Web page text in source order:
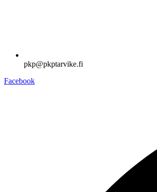
pkp@pkptarvike.fi
Facebook